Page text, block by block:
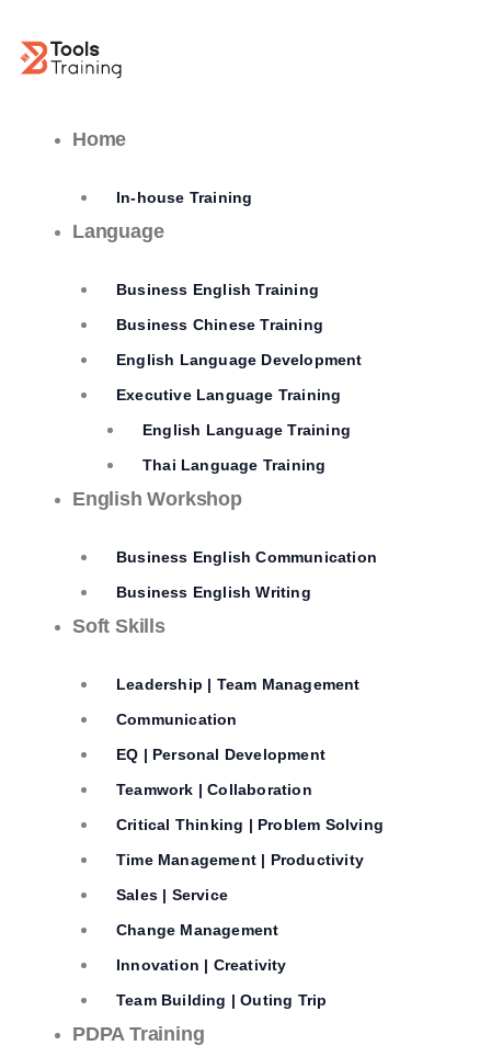
Home
In-house Training
Language
Business English Training
Business Chinese Training
English Language Development
Executive Language Training
English Language Training
Thai Language Training
English Workshop
Business English Communication
Business English Writing
Soft Skills
Leadership | Team Management
Communication
EQ | Personal Development
Teamwork | Collaboration
Critical Thinking | Problem Solving
Time Management | Productivity
Sales | Service
Change Management
Innovation | Creativity
Team Building | Outing Trip
PDPA Training